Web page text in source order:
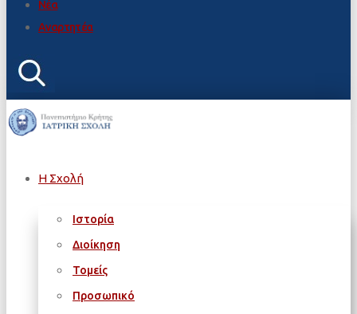
Νέα
Αναρτητέα
Η Σχολή
Ιστορία
Διοίκηση
Τομείς
Προσωπικό